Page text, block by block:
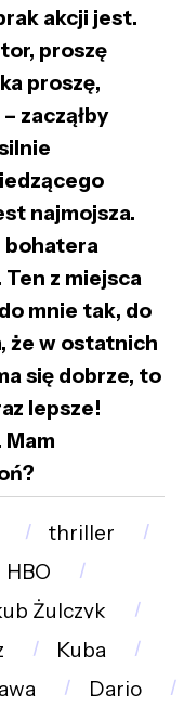
akcji jest.
proszę
proszę,
zacząłby
najmojsza.
bohatera
Ten z miejsca
mnie tak, do
że w ostatnich
się dobrze, to
lepsze!
Mam
thriller
HBO
Żulczyk
Kuba
Dario